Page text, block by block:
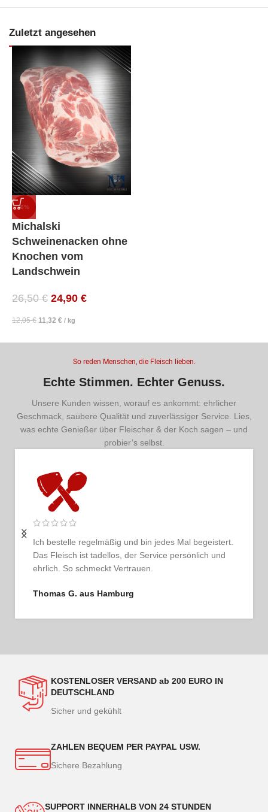
Zuletzt angesehen
-6%
Michalski
Schweinenacken ohne
Knochen vom
Landschwein
26,50€ 24,90 €
12,05€ 11,32 € / kg
So reden Menschen, die Fleisch lieben.
Echte Stimmen. Echter Genuss.
Unsere Kunden wissen, worauf es ankommt: ehrlicher
Geschmack, saubere Qualität und zuverlässiger Service. Lies,
was echte Genießer über Fleischer & der Koch sagen – und
probier’s selbst.
Ich bestelle regelmäßig und bin jedes Mal begeistert.
Das Fleisch ist tadellos, der Service persönlich und
ehrlich. So schmeckt Vertrauen.
Thomas G. aus Hamburg
KOSTENLOSER VERSAND ab 200 EURO IN
DEUTSCHLAND
Sicher und gekühlt
ZAHLEN BEQUEM PER PAYPAL USW.
Sichere Bezahlung
SUPPORT INNERHALB VON 24 STUNDEN